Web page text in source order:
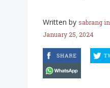
Written by sabrang
January 25, 2024